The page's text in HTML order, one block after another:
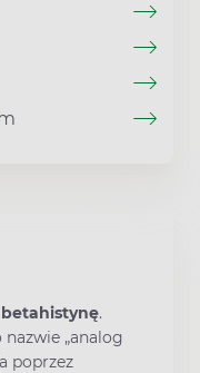
betahistynę.
„analog
poprzez